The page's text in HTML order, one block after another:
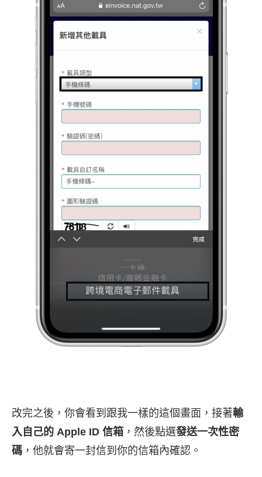
改完之後，你會看到跟我一樣的這個畫面，接著輸
入自己的 Apple ID 信箱 ，然後點選發送一次性密
碼 ，他就會寄一封信到你的信箱內確認。